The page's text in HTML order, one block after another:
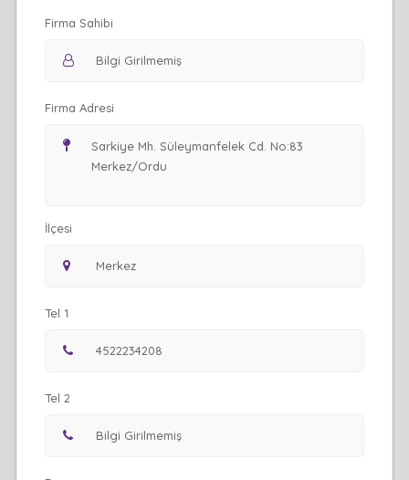
Firma Sahibi
Firma Adresi
İlçesi
Tel 1
Tel 2